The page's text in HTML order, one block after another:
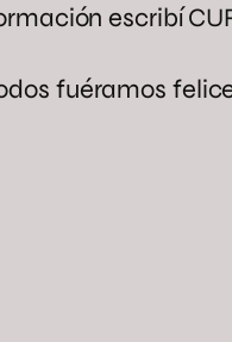
escribí
fuéramos